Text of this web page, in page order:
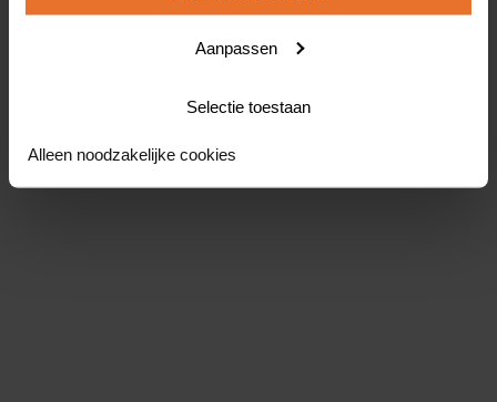
Aanpassen
Selectie toestaan
Alleen noodzakelijke cookies